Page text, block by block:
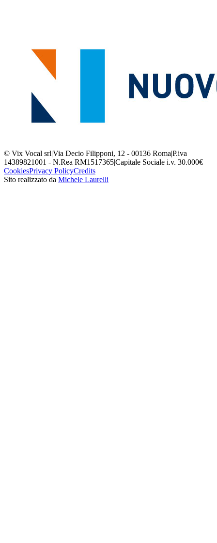
© Vix Vocal srl|Via Decio Filipponi, 12 - 00136 Roma|P.iva
14389821001 - N.Rea RM1517365|Capitale Sociale i.v. 30.000€
CookiesPrivacy PolicyCredits
Sito realizzato da Michele Laurelli